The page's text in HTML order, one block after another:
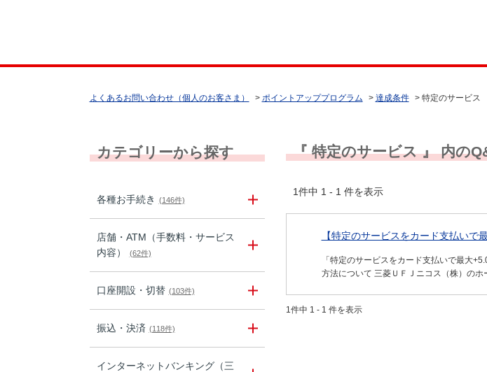
よくあるお問い合わせ（個人のお客さま） > ポイントアッププログラム > 達成条件 > 特定のサービス
カテゴリーから探す
各種お手続き (146件)
店舗・ATM（手数料・サービス
内容）
(62件)
口座開設・切替 (103件)
振込・決済 (118件)
インターネットバンキング（三
『 特定のサービス 』 内の
1件中 1 - 1 件を表示
【特定のサービスをカード支払いで
「特定のサービスをカード支払いで最大
方法について 三菱ＵＦＪニコス（株）のホ
1件中 1 - 1 件を表示